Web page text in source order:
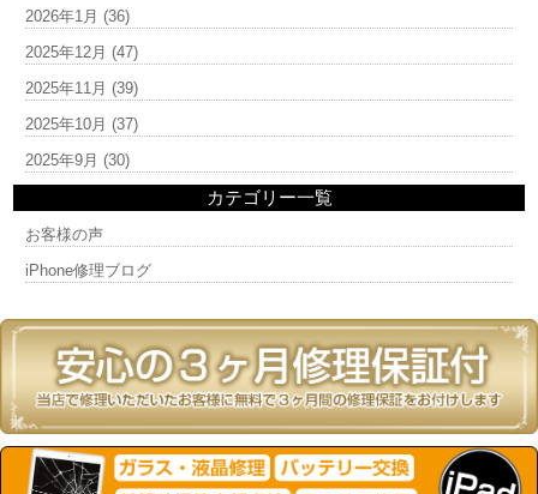
2026年1月 (36)
2025年12月 (47)
2025年11月 (39)
2025年10月 (37)
2025年9月 (30)
カテゴリー一覧
お客様の声
iPhone修理ブログ